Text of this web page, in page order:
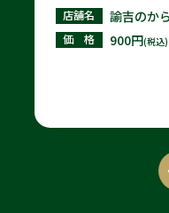
店舗名 でぶちゃん